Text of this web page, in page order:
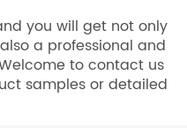
you will get not only
a professional and
to contact us
samples or detailed